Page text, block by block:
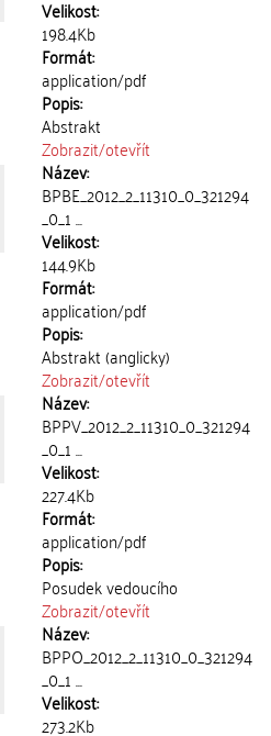
Velikost:
198.4Kb
Formát:
application/pdf
Popis:
Abstrakt
Zobrazit/otevřít
Název:
BPBE_2012_2_11310_0_321294
_0_1 ...
Velikost:
144.9Kb
Formát:
application/pdf
Popis:
Abstrakt (anglicky)
Zobrazit/otevřít
Název:
BPPV_2012_2_11310_0_321294
_0_1 ...
Velikost:
227.4Kb
Formát:
application/pdf
Popis:
Posudek vedoucího
Zobrazit/otevřít
Název:
BPPO_2012_2_11310_0_321294
_0_1 ...
Velikost:
273.2Kb